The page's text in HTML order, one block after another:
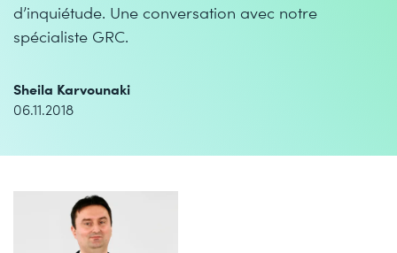
d’inquiétude. Une conversation avec notre
spécialiste GRC.
Sheila Karvounaki
06.11.2018